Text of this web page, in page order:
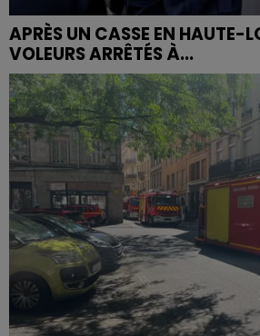
APRÈS UN CASSE EN HAUTE-
VOLEURS ARRÊTÉS À...